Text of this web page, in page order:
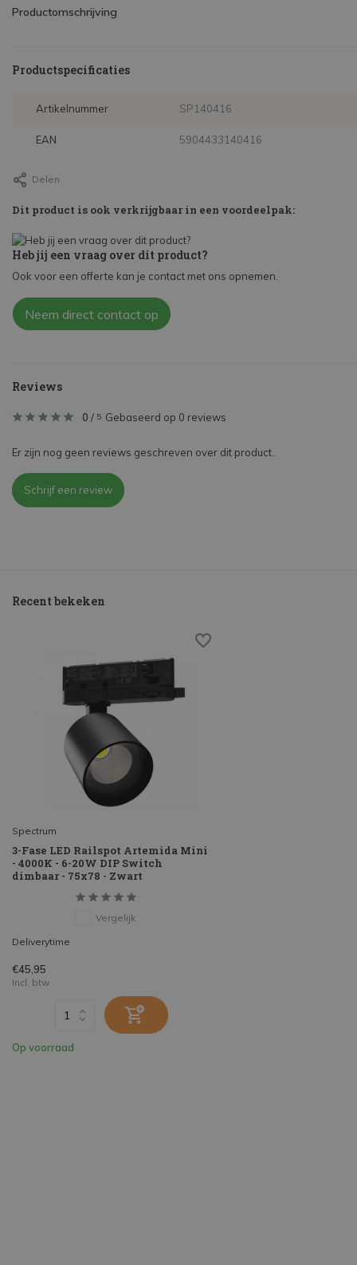
Productomschrijving
Productspecificaties
Artikelnummer SP140416
EAN 5904433140416
Delen
Dit product is ook verkrijgbaar in een voordeelpak:
Heb jij een vraag over dit product?
Ook voor een offerte kan je contact met ons opnemen.
Neem direct contact op
Reviews
0 / 5 Gebaseerd op 0 reviews
Er zijn nog geen reviews geschreven over dit product..
Schrijf een review
Recent bekeken
Spectrum
3-Fase LED Railspot Artemida Mini
- 4000K - 6-20W DIP Switch
dimbaar - 75x78 - Zwart
Vergelijk
Deliverytime
€45,95
Incl. btw
Op voorraad